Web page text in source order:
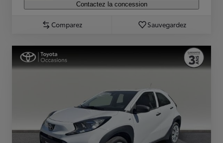
Contactez la concession
Comparez Sauvegardez